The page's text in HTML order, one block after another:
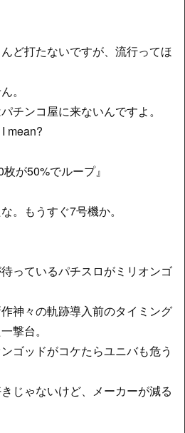
ど打たないですが、流行ってほ
。
チンコ屋に来ないんですよ。
mean?
が50%でループ』
もうすぐ7号機か。
っているパチスロがミリオンゴ
神々の軌跡導入前のタイミング
撃台。
ゴッドがコケたらユニバも危う
じゃないけど、メーカーが減る